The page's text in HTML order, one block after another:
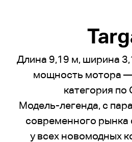
Длина 9,19 м, ширина
мощность мотора
категория
Модель-легенда, с
современного рынка
у всех новомодных